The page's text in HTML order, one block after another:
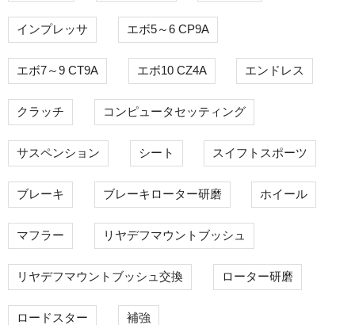
インプレッサ エボ5～6 CP9A
エボ7～9 CT9A エボ10 CZ4A エンドレス
クラッチ コンピュータセッティング
サスペンション シート スイフトスポーツ
ブレーキ ブレーキローター研磨 ホイール
マフラー リヤデフマウントブッシュ
リヤデフマウントブッシュ交換 ローター研磨
ロードスター 補強